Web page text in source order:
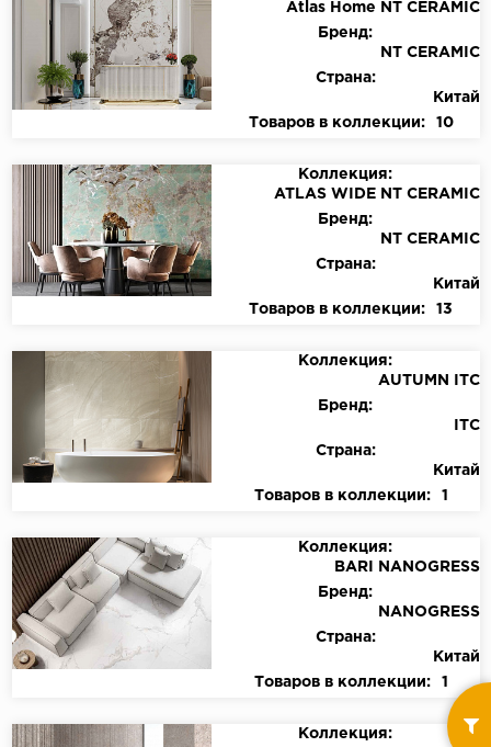
Atlas Home NT CERAMIC
Бренд:
NT CERAMIC
Страна:
Китай
Товаров в коллекции:
10
Коллекция:
ATLAS WIDE NT CERAMIC
Бренд:
NT CERAMIC
Страна:
Китай
Товаров в коллекции:
13
Коллекция:
AUTUMN ITC
Бренд:
ITC
Страна:
Китай
Товаров в коллекции:
1
Коллекция:
BARI NANOGRESS
Бренд:
NANOGRESS
Страна:
Китай
Товаров в коллекции:
1
Коллекция: